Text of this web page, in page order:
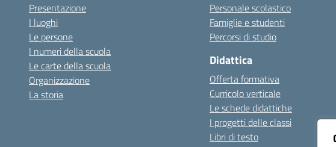
Presentazione
I luoghi
Le persone
I numeri della scuola
Le carte della scuola
Organizzazione
La storia
Personale scolastico
Famiglie e studenti
Percorsi di studio
Didattica
Offerta formativa
Curricolo verticale
Le schede didattiche
I progetti delle classi
Libri di testo